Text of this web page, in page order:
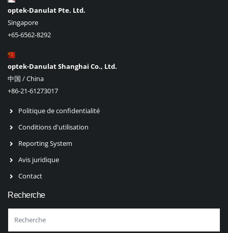
optek-Danulat Pte. Ltd.
Singapore
+65-6562-8292
optek-Danulat Shanghai Co., Ltd.
中国 / China
+86-21-61273017
Politique de confidentialité
Conditions d'utilisation
Reporting System
Avis juridique
Contact
Recherche